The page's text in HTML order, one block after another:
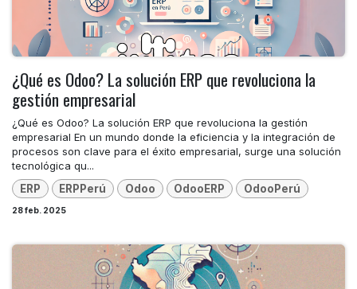
¿Qué es Odoo? La solución ERP que revoluciona la
gestión empresarial
¿Qué es Odoo? La solución ERP que revoluciona la gestión
empresarial En un mundo donde la eficiencia y la integración de
procesos son clave para el éxito empresarial, surge una solución
tecnológica qu...
ERP
ERPPerú Odoo OdooERP OdooPerú
28 feb. 2025